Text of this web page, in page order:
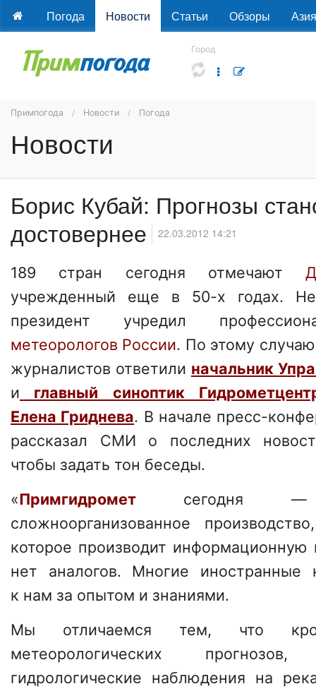
Погода Новости Статьи Обзоры Азия
Город
Примпогода Новости Погода
Новости
Борис Кубай: Прогнозы
достовернее
22.03.2012 14:21
189 стран сегодня отмечают
учрежденный еще в 50-х годах.
президент учредил
метеорологов России. По этому
журналистов ответили начальник
и главный синоптик
Елена Гриднева. В начале пресс-
рассказал СМИ о последних
чтобы задать тон беседы.
«Примгидромет сегодня —
сложноорганизованное
которое производит информационную
нет аналогов. Многие иностранные
к нам за опытом и знаниями.
Мы отличаемся тем, что
метеорологических
гидрологические наблюдения на